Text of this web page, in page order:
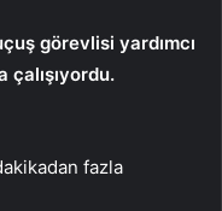
görevlisi yardımcı
fazla